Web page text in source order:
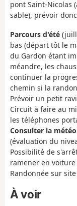
pont Saint-Nicolas
sable), prévoir
Parcours d'été
bas (départ tôt le
du Gardon étant
méandre, les
continuer la
chemin si la
Prévoir un petit
Circuit à faire au
les téléphones
Consulter la météo
(évaluation du
Possibilité de
ramener en
Randonnée sur
À voir